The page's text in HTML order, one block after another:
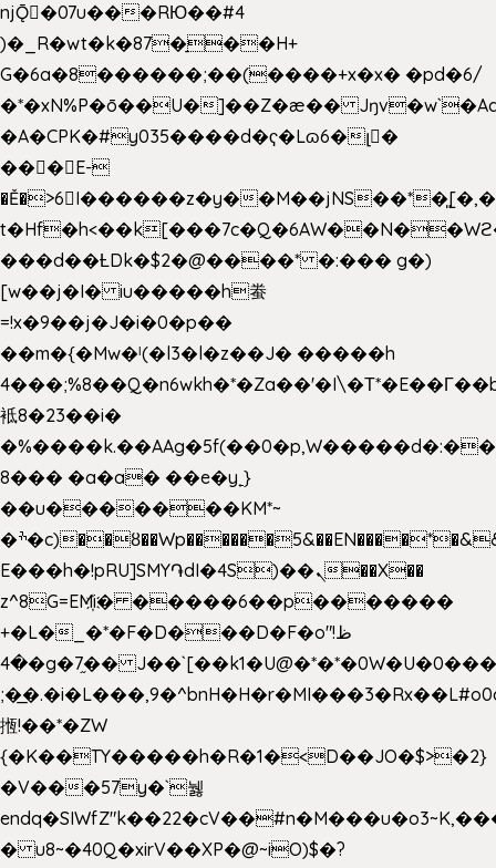
njǬ�07u���RЮ��#4
)�_R�wt�k�87�̠��H+
G�6a�8������;��(����+x�x� �pd�6/
�*�xN%P�ō��U�]��Z�æ��
�A�CPK�#y035����d�ҁ�Lɷ6�լ�
���E-
�Ě�>6򁊔I������z�y�
���d��ȽDk�$2�@����* �:��� g�)
[w��j�I� iu�����h䖭
=!x�9��j�J�i�0�p��
��m�{�Mw�ˡ(�l3�l�z��J� �����h
袛8�23��i�
8��� �a�a� ��e�y˿}
��u�������KM*~
�ׯ�c)��ȣ��Wp������5&��EN����*�&&6F��Le��~�P�άv����ui?
E���h�!pRU]SMY֏dI�4S)��ܢ��X��
z^8G=EM҉i� �����6��p�������
+�L�_�*�F�D���D�F�o"ظ!
�4�g�7֦�� J��`[��k1�U@�*�*�0W�U�0����_������äp�)2>�`@n����5DW˃��
揯!��*�ZW
{�K��TY�����h�R�1�<D��JO�$>�2}
�V���57y�`뉋
� u8~�40Q�xirV��XP�@~iO)$�?